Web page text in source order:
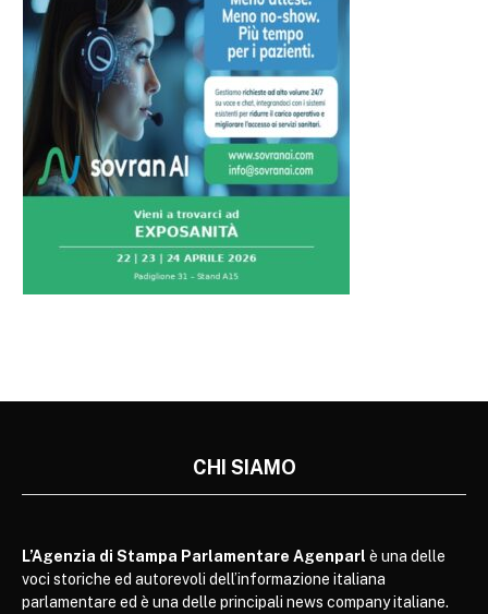
CHI SIAMO
L’Agenzia di Stampa Parlamentare Agenparl è una delle
voci storiche ed autorevoli dell’informazione italiana
parlamentare ed è una delle principali news company italiane.